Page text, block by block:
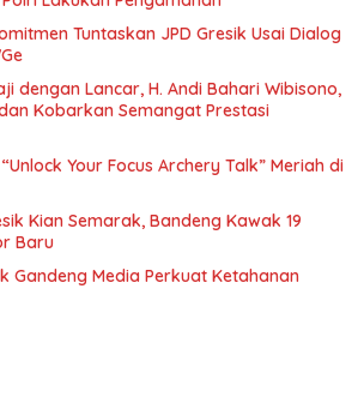
Tuntaskan JPD Gresik Usai Dialog
dengan Lancar, H. Andi Bahari Wibisono,
Kobarkan Semangat Prestasi
Your Focus Archery Talk” Meriah di
Kian Semarak, Bandeng Kawak 19
Baru
Gandeng Media Perkuat Ketahanan